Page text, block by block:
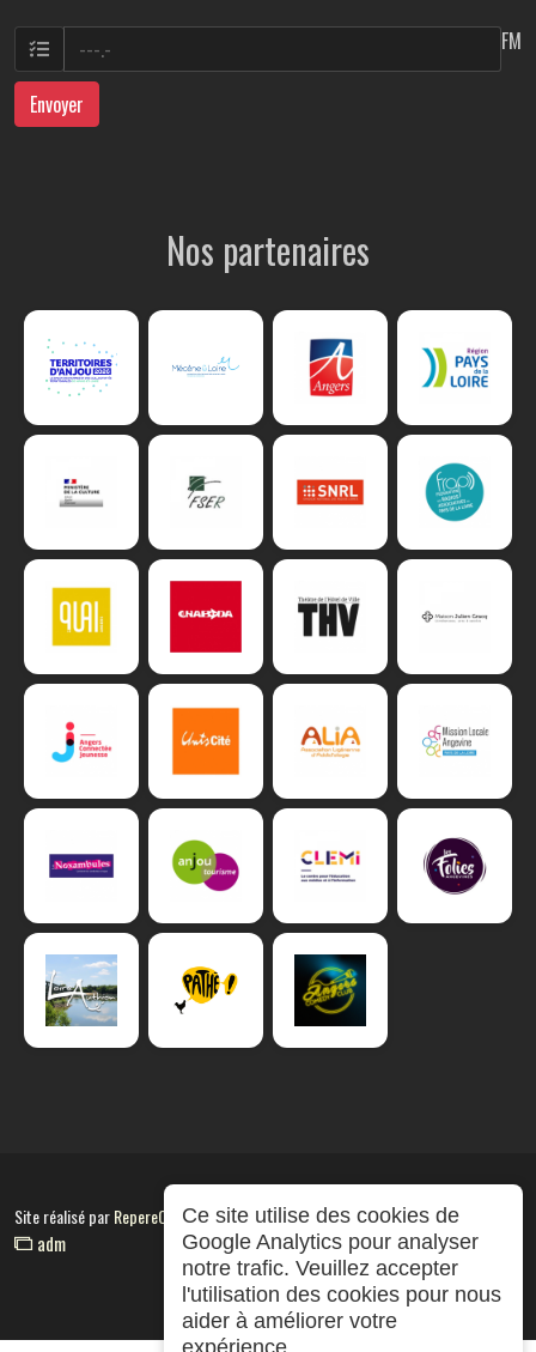
FM
Envoyer
Nos partenaires
Site réalisé parRepereCom
adm
Ce site utilise des cookies de
Google Analytics pour analyser
notre trafic. Veuillez accepter
l'utilisation des cookies pour nous
aider à améliorer votre
expérience.